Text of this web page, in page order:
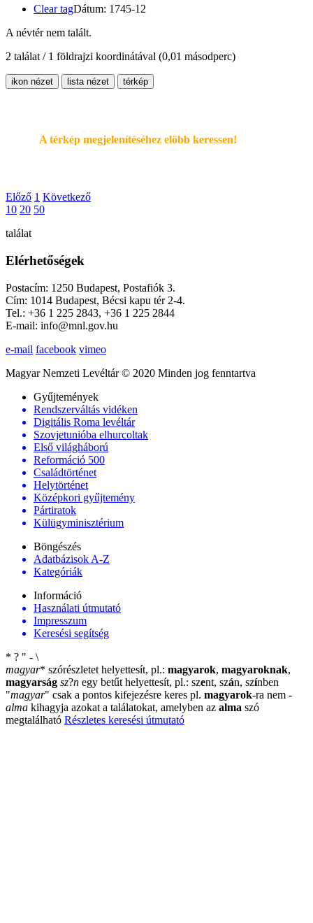
Clear tagDátum: 1745-12
A névtér nem talált.
2 találat / 1 földrajzi koordinátával (0,01 másodperc)
ikon nézet lista nézet térkép
A térkép megjelenítéséhez elöbb keressen!
Előző 1 Következő
10 20 50
találat
Elérhetőségek
Postacím: 1250 Budapest, Postafiók 3.
Cím: 1014 Budapest, Bécsi kapu tér 2-4.
Tel.: +36 1 225 2843, +36 1 225 2844
E-mail: info@mnl.gov.hu
e-mail facebook vimeo
Magyar Nemzeti Levéltár © 2020 Minden jog fenntartva
Gyűjtemények
Rendszerváltás vidéken
Digitális Roma levéltár
Szovjetunióba elhurcoltak
Első világháború
Reformáció 500
Családtörténet
Helytörténet
Középkori gyűjtemény
Pártiratok
Külügyminisztérium
Böngészés
Adatbázisok A-Z
Kategóriák
Információ
Használati útmutató
Impresszum
Keresési segítség
* ? " - \
magyar* szórészletet helyettesít, pl.: magyarok, magyaroknak,
magyarság sz?n egy betűt helyettesít, pl.: szent, szán, színben
"magyar" csak a pontos kifejezésre keres pl. magyarok-ra nem -
alma kihagyja azokat a találatokat, amelyben az alma szó
megtalálható Részletes keresési útmutató